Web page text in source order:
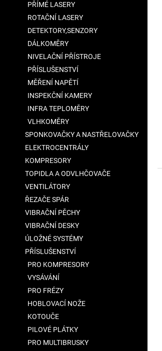
PŘÍMÉ LASERY
ROTAČNÍ LASERY
DETEKTORY,SENZORY
DÁLKOMĚRY
NIVELAČNÍ PŘÍSTROJE
PŘÍSLUŠENSTVÍ
MĚŘENÍ NAPĚTÍ
INSPEKČNÍ KAMERY
INFRA TEPLOMĚRY
VLHKOMĚRY
SPONKOVAČKY A NASTŘELOVAČKY
ELEKTROCENTRÁLY
KOMPRESORY
TOPIDLA A ODVLHČOVAČE
VENTILÁTORY
ŘEZAČE SPÁR
VIBRAČNÍ PĚCHY
VIBRAČNÍ DESKY
ÚLOŽNÉ SYSTÉMY
PŘÍSLUŠENSTVÍ
PRO KOMPRESORY
VYSÁVÁNÍ
PRO FRÉZY
HOBLOVACÍ NOŽE
KOTOUČE
PILOVÉ PLÁTKY
PRO MULTIBRUSKY